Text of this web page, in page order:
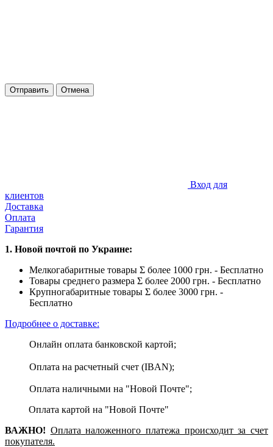
Отправить Отмена
Вход для
клиентов
Доставка
Оплата
Гарантия
1. Новой почтой по Украине:
Мелкогабаритные товары Σ более 1000 грн. - Бесплатно
Товары среднего размера Σ более 2000 грн. - Бесплатно
Крупногабаритные товары Σ более 3000 грн. -
Бесплатно
Подробнее о доставке:
Онлайн оплата банковской картой;
Оплата на расчетный счет (IBAN);
Оплата наличными на "Новой Почте";
Оплата картой на "Новой Почте"
ВАЖНО! Оплата наложенного платежа происходит за счет
покупателя.